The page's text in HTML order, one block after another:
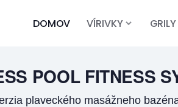
DOMOV VÍRIVKY GRILY
POOL FITNESS
plaveckého masážneho